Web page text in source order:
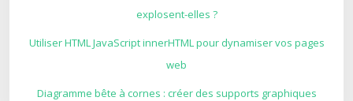
explosent-elles ?
Utiliser HTML JavaScript innerHTML pour dynamiser vos pages
web
Diagramme bête à cornes : créer des supports graphiques